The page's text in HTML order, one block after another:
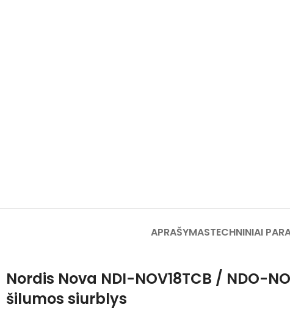
APRAŠYMASTECHNINIAI
Nordis Nova NDI-NOV18TCB / NDO-
šilumos siurblys